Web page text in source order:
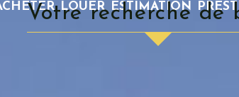
ACHETER LOUER ESTIMATION
votre recherche de